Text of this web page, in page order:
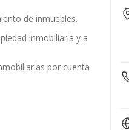
de inmuebles.
inmobiliaria y a
por cuenta